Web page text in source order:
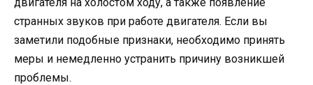
странных звуков при работе двигателя. Если вы
заметили подобные признаки, необходимо принять
меры и немедленно устранить причину возникшей
проблемы.